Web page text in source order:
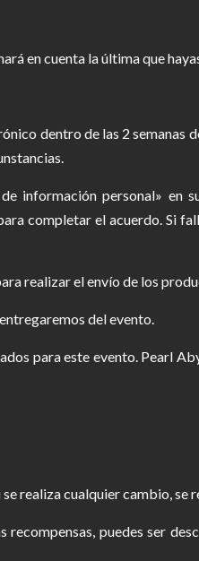
en cuenta la última que
dentro de las 2 semanas
información personal» en
completar el acuerdo. Si
realizar el envío de los
del evento.
para este evento. Pearl
realiza cualquier cambio, se
puedes ser